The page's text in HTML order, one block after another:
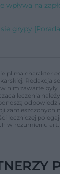
wpływa na
grypy
ma charakter
Redakcja
nim zawarte
leczenia
zamieszczonych
leczniczej
w rozumieniu art.